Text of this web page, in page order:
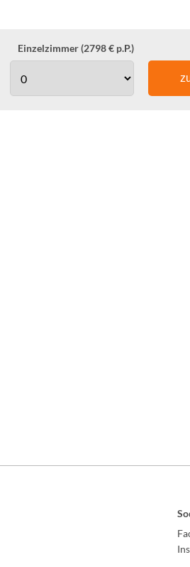
Einzelzimmer (2798 € p.P.)